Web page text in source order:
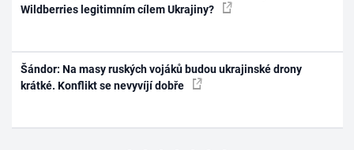
Wildberries legitimním cílem Ukrajiny?
Šándor: Na masy ruských vojáků budou ukrajinské drony
krátké. Konflikt se nevyvíjí dobře